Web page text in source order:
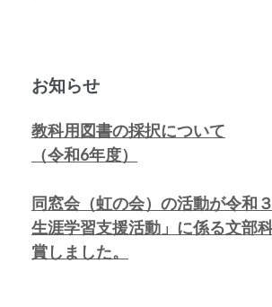
お知らせ
教科用図書の採択について
（令和6年度）
同窓会（虹の会）の活動が令和
生涯学習支援活動」に係る文部
賞しました。